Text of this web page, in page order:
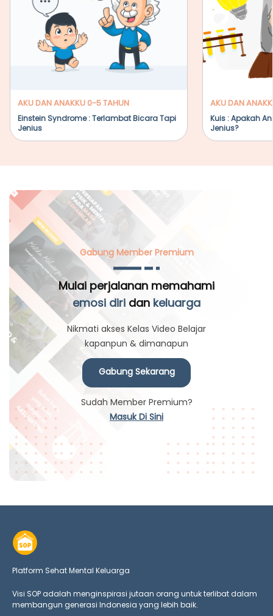
AKU DAN ANAKKU 0-5 TAHUN
Einstein Syndrome : Terlambat Bicara Tapi
Jenius
AKU DAN
Kuis : Apakah
Jenius?
Gabung Member Premium
Mulai perjalanan memahami
emosi diri dan keluarga
Nikmati akses Kelas Video Belajar
kapanpun & dimanapun
Gabung Sekarang
Sudah Member Premium?
Masuk Di Sini
Platform Sehat Mental Keluarga
Visi SOP adalah menginspirasi jutaan orang untuk terlibat dalam
membangun generasi Indonesia yang lebih baik.